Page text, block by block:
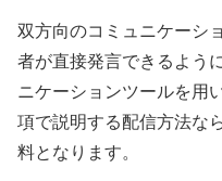
双方向のコミュニケーシ
者が直接発言できるよう
ニケーションツールを用
項で説明する配信方法な
料となります。